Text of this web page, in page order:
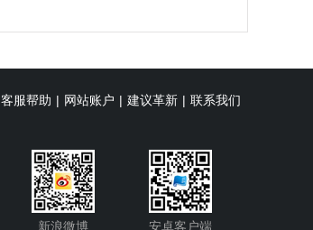
客服帮助 | 网站账户 | 建议革新 | 联系我们
新浪微博 安卓客户端